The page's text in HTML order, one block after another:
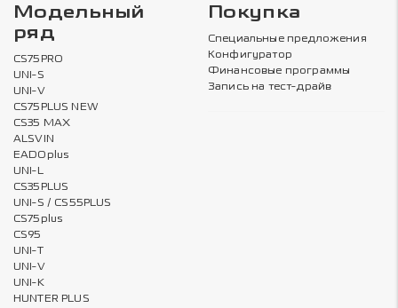
Модельный
ряд
CS75PRO
UNI-S
UNI-V
CS75PLUS NEW
CS35 MAX
ALSVIN
EADOplus
UNI-L
CS35PLUS
UNI-S / CS55PLUS
CS75plus
CS95
UNI-T
UNI-V
UNI-K
HUNTER PLUS
Покупка
Специальные предложения
Конфигуратор
Финансовые программы
Запись на тест-драйв